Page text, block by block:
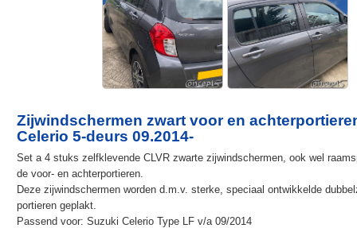
Zijwindschermen zwart voor en
Celerio 5-deurs 09.2014-
Set a 4 stuks zelfklevende CLVR zwarte zijwindschermen, ook wel
de voor- en achterportieren.
Deze zijwindschermen worden d.m.v. sterke, speciaal ontwikkelde
portieren geplakt.
Passend voor: Suzuki Celerio Type LF v/a 09/2014